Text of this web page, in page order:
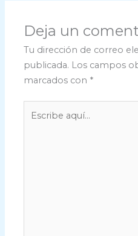
Deja un
Tu dirección de correo
publicada. Los campos
marcados con *